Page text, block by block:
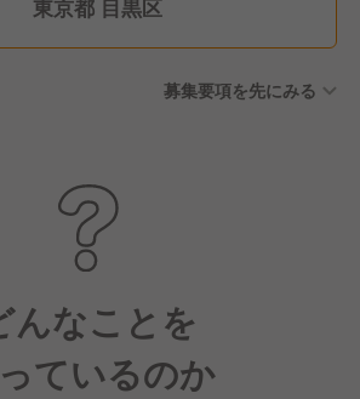
高いです) ■慶弔休暇 ■育休・
東京都 目黒区
募集要項を先にみる
んなことを
ているのか